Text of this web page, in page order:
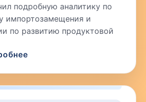
подробную аналитику по
импортозамещения и
по развитию продуктовой